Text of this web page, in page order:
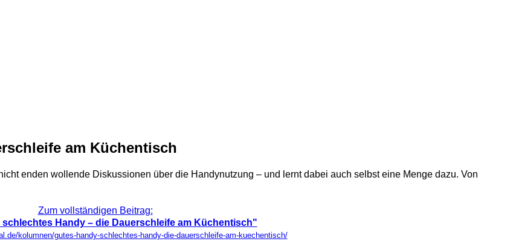
am Küchentisch
enden wollende Diskussionen über die Handynutzung – und lernt dabei auch selbst eine Menge dazu. Von
Zum vollständigen Beitrag:
schlechtes Handy – die Dauerschleife am Küchentisch"
kolumnen/gutes-handy-schlechtes-handy-die-dauerschleife-am-kuechentisch/